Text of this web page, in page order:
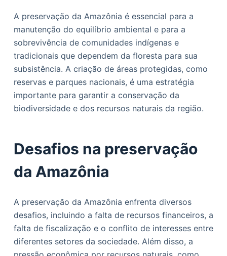
A preservação da Amazônia é essencial para a
manutenção do equilíbrio ambiental e para a
sobrevivência de comunidades indígenas e
tradicionais que dependem da floresta para sua
subsistência. A criação de áreas protegidas, como
reservas e parques nacionais, é uma estratégia
importante para garantir a conservação da
biodiversidade e dos recursos naturais da região.
Desafios na preservação
da Amazônia
A preservação da Amazônia enfrenta diversos
desafios, incluindo a falta de recursos financeiros, a
falta de fiscalização e o conflito de interesses entre
diferentes setores da sociedade. Além disso, a